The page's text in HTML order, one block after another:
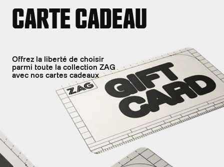
CARTE CADEAU
Offrez la liberté de choisir
parmi toute la collection ZAG
avec nos cartes cadeaux